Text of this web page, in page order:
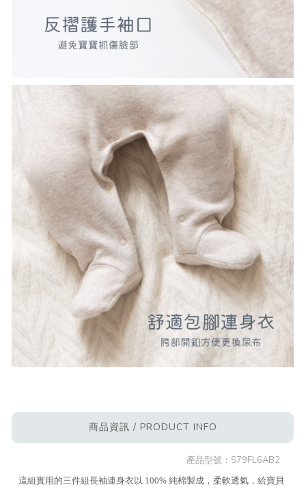
商品資訊 / PRODUCT INFO
產品型號： S79FL6AB2
這組實用的三件組長袖連身衣以 100% 純棉製成，柔軟透氣，給寶貝